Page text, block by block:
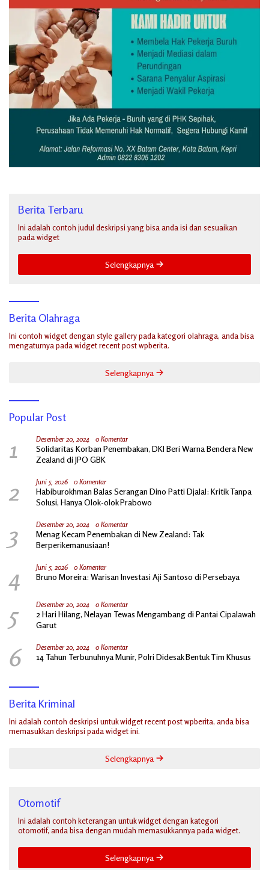
Berita Terbaru
Ini adalah contoh judul deskripsi yang bisa anda isi dan sesuaikan
pada widget
Selengkapnya
Berita Olahraga
Ini contoh widget dengan style gallery pada kategori olahraga, anda bisa
mengaturnya pada widget recent post wpberita.
Selengkapnya
Popular Post
1 Desember 20, 2024 0 Komentar
Solidaritas Korban Penembakan, DKI Beri Warna Bendera New
Zealand di JPO GBK
2 Juni 5, 2026 0 Komentar
Habiburokhman Balas Serangan Dino Patti Djalal: Kritik Tanpa
Solusi, Hanya Olok-olok Prabowo
3 Desember 20, 2024 0 Komentar
Menag Kecam Penembakan di New Zealand: Tak
Berperikemanusiaan!
4 Juni 5, 2026 0 Komentar
Bruno Moreira: Warisan Investasi Aji Santoso di Persebaya
5 Desember 20, 2024 0 Komentar
2 Hari Hilang, Nelayan Tewas Mengambang di Pantai Cipalawah
Garut
6 Desember 20, 2024 0 Komentar
14 Tahun Terbunuhnya Munir, Polri Didesak Bentuk Tim Khusus
Berita Kriminal
Ini adalah contoh deskripsi untuk widget recent post wpberita, anda bisa
memasukkan deskripsi pada widget ini.
Selengkapnya
Otomotif
Ini adalah contoh keterangan untuk widget dengan kategori
otomotif, anda bisa dengan mudah memasukkannya pada widget.
Selengkapnya